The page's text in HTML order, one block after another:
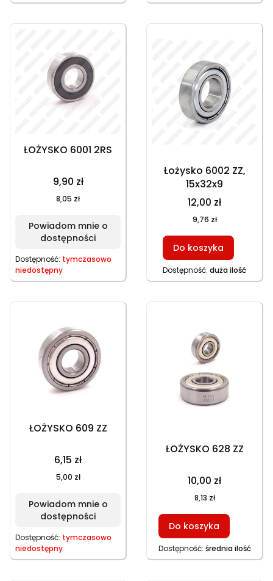
ŁOŻYSKO 6001 2RS
9,90 zł
8,05 zł
Powiadom mnie o
dostępności
Dostępność: tymczasowo
niedostępny
Łożysko 6002 ZZ,
15x32x9
12,00 zł
9,76 zł
Do koszyka
Dostępność: duża ilość
ŁOŻYSKO 609 ZZ
6,15 zł
5,00 zł
Powiadom mnie o
dostępności
Dostępność: tymczasowo
niedostępny
ŁOŻYSKO 628 ZZ
10,00 zł
8,13 zł
Do koszyka
Dostępność: średnia ilość